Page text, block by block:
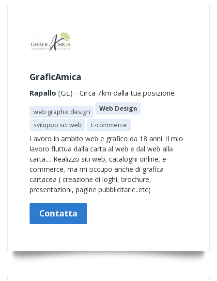
GraficAmica
Rapallo (GE) - Circa 7km dalla tua posizione
web graphic design
Web Design
sviluppo siti web
E-commerce
Lavoro in ambito web e grafico da 18 anni. Il mio
lavoro fluttua dalla carta al web e dal web alla
carta.... Realizzo siti web, cataloghi online, e-
commerce, ma mi occupo anche di grafica
cartacea ( creazione di loghi, brochure,
presentazioni, pagine pubblicitarie..etc)
Contatta